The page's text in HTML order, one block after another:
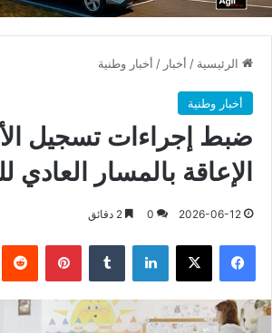
الرئيسية / أخبار / أخبار وطنية
أخبار وطنية
ضبط إجراءات تسجيل
الإعاقة بالمسار العادي
2026-06-12
0
فيسبوك X لينكدإن بينتيريست